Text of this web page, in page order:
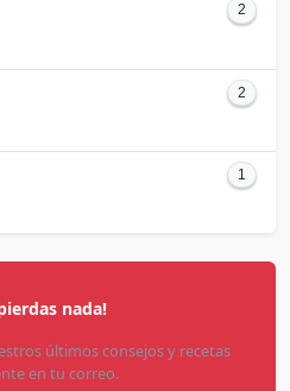
2
2
1
nada!
últimos consejos y recetas
en tu correo.